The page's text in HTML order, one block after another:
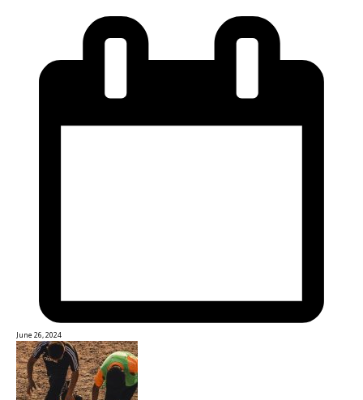
June 26, 2024